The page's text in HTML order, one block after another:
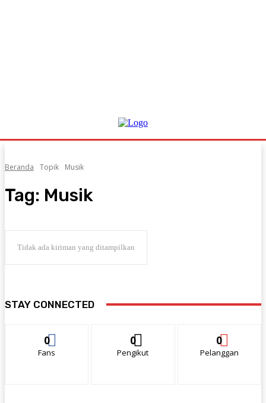
Beranda Topik Musik
Tag: Musik
Tidak ada kiriman yang ditampilkan
STAY CONNECTED
0
Fans
0
Pengikut
0
Pelanggan